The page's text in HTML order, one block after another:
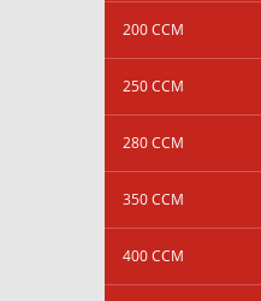
200 CCM
250 CCM
280 CCM
350 CCM
400 CCM